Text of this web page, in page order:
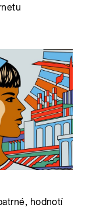
hodnotí